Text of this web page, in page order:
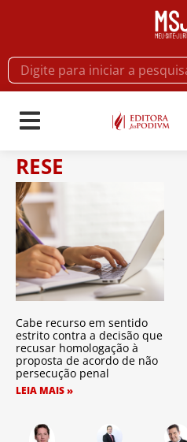
RESE
Cabe recurso em sentido
estrito contra a decisão que
recusar homologação à
proposta de acordo de não
persecução penal
LEIA MAIS »